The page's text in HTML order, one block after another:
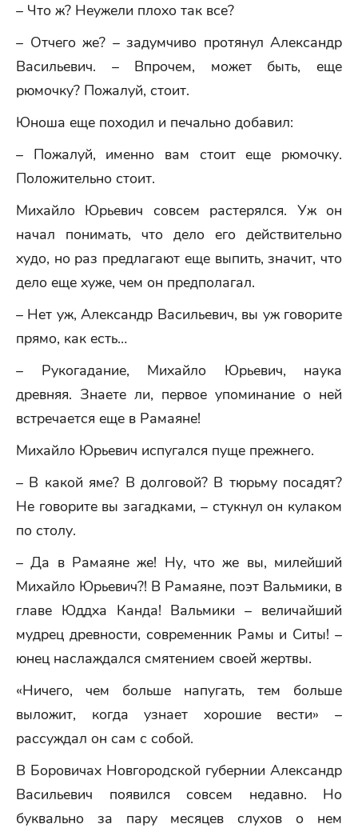
– Что ж? Неужели плохо так все?
– Отчего же? – задумчиво протянул Александр
Васильевич. – Впрочем, может быть, еще
рюмочку? Пожалуй, стоит.
Юноша еще походил и печально добавил:
– Пожалуй, именно вам стоит еще рюмочку.
Положительно стоит.
Михайло Юрьевич совсем растерялся. Уж он
начал понимать, что дело его действительно
худо, но раз предлагают еще выпить, значит, что
дело еще хуже, чем он предполагал.
– Нет уж, Александр Васильевич, вы уж говорите
прямо, как есть…
– Рукогадание, Михайло Юрьевич, наука
древняя. Знаете ли, первое упоминание о ней
встречается еще в Рамаяне!
Михайло Юрьевич испугался пуще прежнего.
– В какой яме? В долговой? В тюрьму посадят?
Не говорите вы загадками, – стукнул он кулаком
по столу.
– Да в Рамаяне же! Ну, что же вы, милейший
Михайло Юрьевич?! В Рамаяне, поэт Вальмики, в
главе Юддха Канда! Вальмики – величайший
мудрец древности, современник Рамы и Ситы! –
юнец наслаждался смятением своей жертвы.
«Ничего, чем больше напугать, тем больше
выложит, когда узнает хорошие вести» –
рассуждал он сам с собой.
В Боровичах Новгородской губернии Александр
Васильевич появился совсем недавно. Но
буквально за пару месяцев слухов о нем